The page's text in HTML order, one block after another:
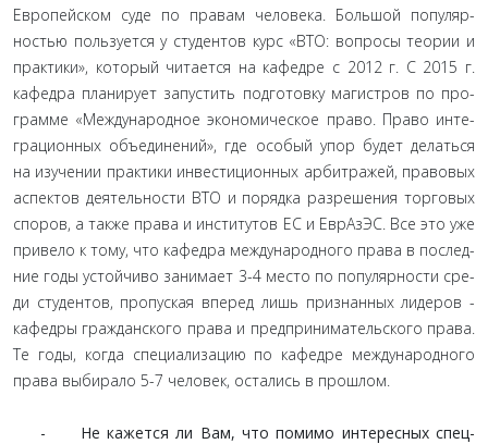
Европейском суде по правам человека. Большой популяр­
ностью пользуется у студентов курс «ВТО: вопросы теории и
практики», который читается на кафедре с 2012 г. С 2015 г.
кафедра планирует запустить подготовку магистров по про­
грамме «Международное экономическое право. Право инте­
грационных объединений», где особый упор будет делаться
на изучении практики инвестиционных арбитражей, правовых
аспектов деятельности ВТО и порядка разрешения торговых
споров, а также права и институтов ЕС и ЕврАзЭС. Все это уже
привело к тому, что кафедра международного права в послед­
ние годы устойчиво занимает 3-4 место по популярности сре­
ди студентов, пропуская вперед лишь признанных лидеров -
кафедры гражданского права и предпринимательского права.
Те годы, когда специализацию по кафедре международного
права выбирало 5-7 человек, остались в прошлом.
- Не кажется ли Вам, что помимо интересных спец­